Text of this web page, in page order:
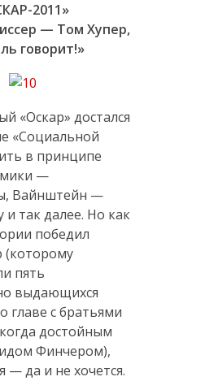
2011»
— Том Хупер,
говорит!»
«Оскар» достался
«Социальной
в принципе
—
Вайнштейн —
и так далее. Но как
победил
(которому
пять
выдающихся
главе с братьями
достойным
Финчером),
— да и не хочется.